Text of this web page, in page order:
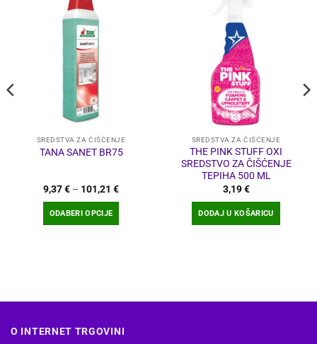
SREDSTVA ZA ČIŠĆENJE
TANA SANET BR75
9,37€ – 101,21 €Raspon
do
ODABERI OPCIJE
mogu
SREDSTVA ZA ČIŠĆENJE
THE PINK STUFF OXI
SREDSTVO ZA ČIŠĆENJE
TEPIHA 500 ML
3,19€
DODAJ U KOŠARICU
O INTERNET TRGOVINI